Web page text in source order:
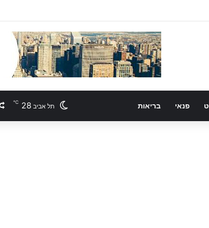
פנאי בריאות תל אביב 28
℃